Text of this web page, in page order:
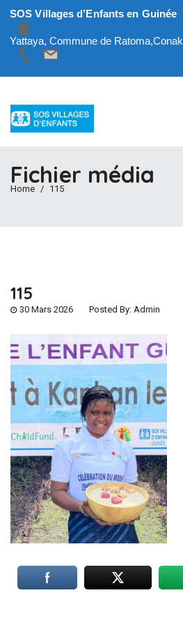
SOS Villages d’Enfants en Guinée
Yattaya, Commune de
Fichier média
Home 115
115
30 Mars 2026 Posted By: Admin